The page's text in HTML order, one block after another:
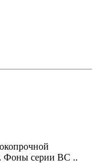
Фоны серии BC ..